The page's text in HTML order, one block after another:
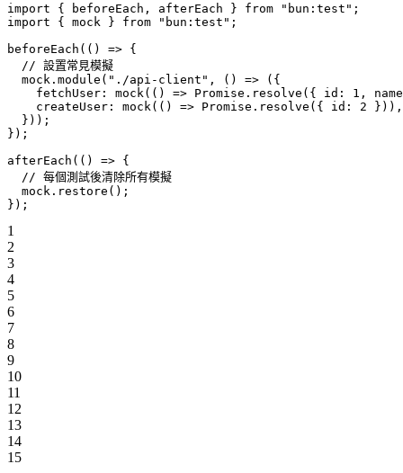
import { beforeEach, afterEach } from "bun:test" ;
import { mock } from "bun:test" ;
beforeEach (() => {
  // 設置常見模擬
  mock.
module ( "./api-client" , () => ({
    fetchUser:
mock(() => Promise . resolve ({ id: 1 ,
    createUser:
mock(() => Promise . resolve ({ id: 2 })),
  }));
});
afterEach (() => {
  // 每個測試後清除所有模擬
  mock.
restore ();
});
1
2
3
4
5
6
7
8
9
10
11
12
13
14
15